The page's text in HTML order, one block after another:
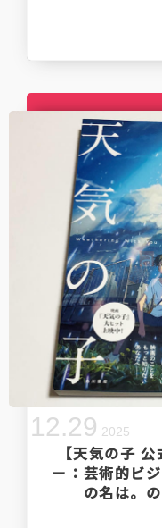
【天気の子
ー：芸術的ビ
の名は。
12.29 2025